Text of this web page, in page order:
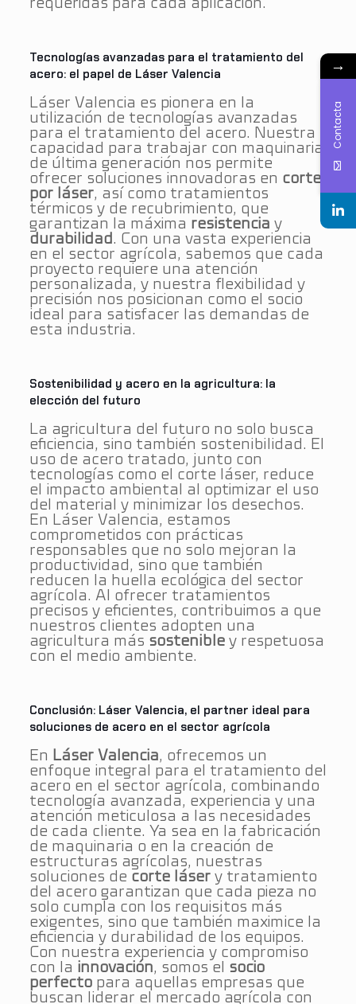
Tecnologías avanzadas para el tratamiento del
acero: el papel de Láser Valencia
Láser Valencia es pionera en la
utilización de tecnologías avanzadas
para el tratamiento del acero. Nuestra
capacidad para trabajar con maquinaria
de última generación nos permite
ofrecer soluciones innovadoras en corte
por láser, así como tratamientos
térmicos y de recubrimiento, que
garantizan la máxima resistencia y
durabilidad. Con una vasta experiencia
en el sector agrícola, sabemos que cada
proyecto requiere una atención
personalizada, y nuestra flexibilidad y
precisión nos posicionan como el socio
ideal para satisfacer las demandas de
esta industria​​.
Sostenibilidad y acero en la agricultura: la
elección del futuro
La agricultura del futuro no solo busca
eficiencia, sino también sostenibilidad. El
uso de acero tratado, junto con
tecnologías como el corte láser, reduce
el impacto ambiental al optimizar el uso
del material y minimizar los desechos.
En Láser Valencia, estamos
comprometidos con prácticas
responsables que no solo mejoran la
productividad, sino que también
reducen la huella ecológica del sector
agrícola​. Al ofrecer tratamientos
precisos y eficientes, contribuimos a que
nuestros clientes adopten una
agricultura más sostenibley respetuosa
con el medio ambiente.
Conclusión: Láser Valencia, el partner ideal para
soluciones de acero en el sector agrícola
En Láser Valencia, ofrecemos un
enfoque integral para el tratamiento del
acero en el sector agrícola, combinando
tecnología avanzada, experiencia y una
atención meticulosa a las necesidades
de cada cliente. Ya sea en la fabricación
de maquinaria o en la creación de
estructuras agrícolas, nuestras
soluciones de corte lásery tratamiento
del acero garantizan que cada pieza no
solo cumpla con los requisitos más
exigentes, sino que también maximice la
eficiencia y durabilidad de los equipos.
Con nuestra experiencia y compromiso
con la innovación, somos el socio
perfectopara aquellas empresas que
buscan liderar el mercado agrícola con
→
Contacta